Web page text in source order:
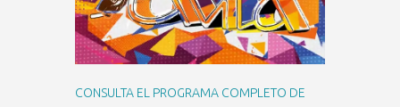
CONSULTA EL PROGRAMA COMPLETO DE